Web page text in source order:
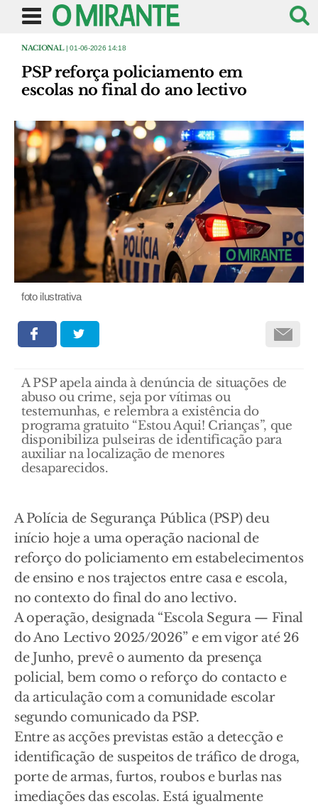
NACIONAL| 01-06-2026 14:18
PSP reforça policiamento em
escolas no final do ano lectivo
foto ilustrativa
A PSP apela ainda à denúncia de situações de
abuso ou crime, seja por vítimas ou
testemunhas, e relembra a existência do
programa gratuito “Estou Aqui! Crianças”, que
disponibiliza pulseiras de identificação para
auxiliar na localização de menores
desaparecidos.
A Polícia de Segurança Pública (PSP) deu
início hoje a uma operação nacional de
reforço do policiamento em estabelecimentos
de ensino e nos trajectos entre casa e escola,
no contexto do final do ano lectivo.
A operação, designada “Escola Segura — Final
do Ano Lectivo 2025/2026” e em vigor até 26
de Junho, prevê o aumento da presença
policial, bem como o reforço do contacto e
da articulação com a comunidade escolar
segundo comunicado da PSP.
Entre as acções previstas estão a detecção e
identificação de suspeitos de tráfico de droga,
porte de armas, furtos, roubos e burlas nas
imediações das escolas. Está igualmente